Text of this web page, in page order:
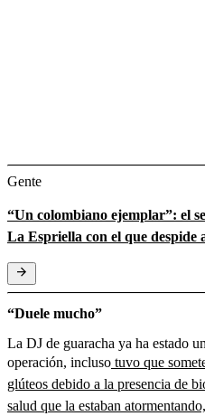
Gente
“Un colombiano ejemplar”: el
La Espriella con el que despide
“Duele mucho”
La DJ de guaracha ya ha estado
operación, incluso tuvo que
glúteos debido a la presencia de
salud que la estaban atormentando,